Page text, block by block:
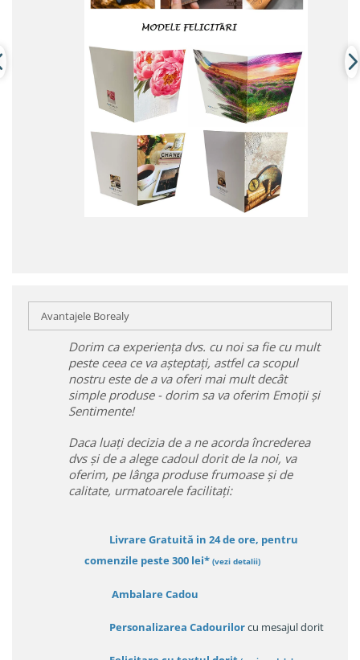
Avantajele Borealy
Dorim ca experiența dvs. cu noi sa fie cu mult
peste ceea ce va așteptați, astfel ca scopul
nostru este de a va oferi mai mult decât
simple produse - dorim sa va oferim Emoții și
Sentimente!
Daca luați decizia de a ne acorda încrederea
dvs și de a alege cadoul dorit de la noi, va
oferim, pe lânga produse frumoase și de
calitate, urmatoarele facilitați:
Livrare Gratuită in 24 de ore, pentru
comenzile peste 300 lei* (vezi detalii)
Ambalare Cadou
Personalizarea Cadourilorcu mesajul dorit